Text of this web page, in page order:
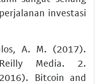
investasi
A. M. (2017).
Media. 2.
Bitcoin and